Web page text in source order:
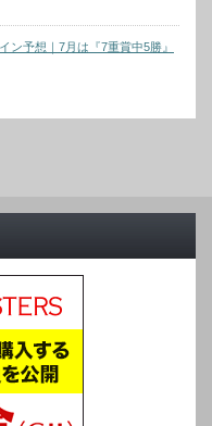
ン予想｜7月は『7重賞中5勝』